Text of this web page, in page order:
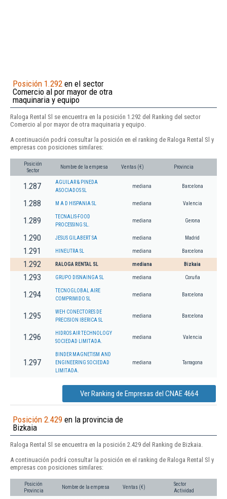
Posición 1.292 en el sector
Comercio al por mayor de otra
maquinaria y equipo
Raloga Rental Sl se encuentra en la posición 1.292 del Ranking del sector
Comercio al por mayor de otra maquinaria y equipo.
A continuación podrá consultar la posición en el ranking de Raloga Rental Sl y
empresas con posiciones similares:
Posición
Sector
Nombre de la empresa Ventas (€) Provincia
1.287
AGUILAR & PINEDA
ASOCIADOS SL
mediana Barcelona
1.288 M A D HISPANIA SL mediana Valencia
1.289
TECNALIS-FOOD
PROCESSING SL.
mediana Gerona
1.290 JESUS GILABERT SA mediana Madrid
1.291 HINEUTRA SL mediana Barcelona
1.292 RALOGA RENTAL SL mediana Bizkaia
1.293 GRUPO DISNAINGA SL mediana Coruña
1.294
TECNOGLOBAL AIRE
COMPRIMIDO SL
mediana Barcelona
1.295
WEH CONECTORES DE
PRECISION IBERICA SL
mediana Barcelona
1.296
HIDROS AIR TECHNOLOGY
SOCIEDAD LIMITADA.
mediana Valencia
1.297
BINDER MAGNETISM AND
ENGINEERING SOCIEDAD
LIMITADA.
mediana Tarragona
Ver Ranking de Empresas del CNAE 4664
Posición 2.429 en la provincia de
Bizkaia
Raloga Rental Sl se encuentra en la posición 2.429 del Ranking de Bizkaia.
A continuación podrá consultar la posición en el ranking de Raloga Rental Sl y
empresas con posiciones similares:
Posición
Provincia
Nombre de la empresa Ventas (€)
Sector
Actividad